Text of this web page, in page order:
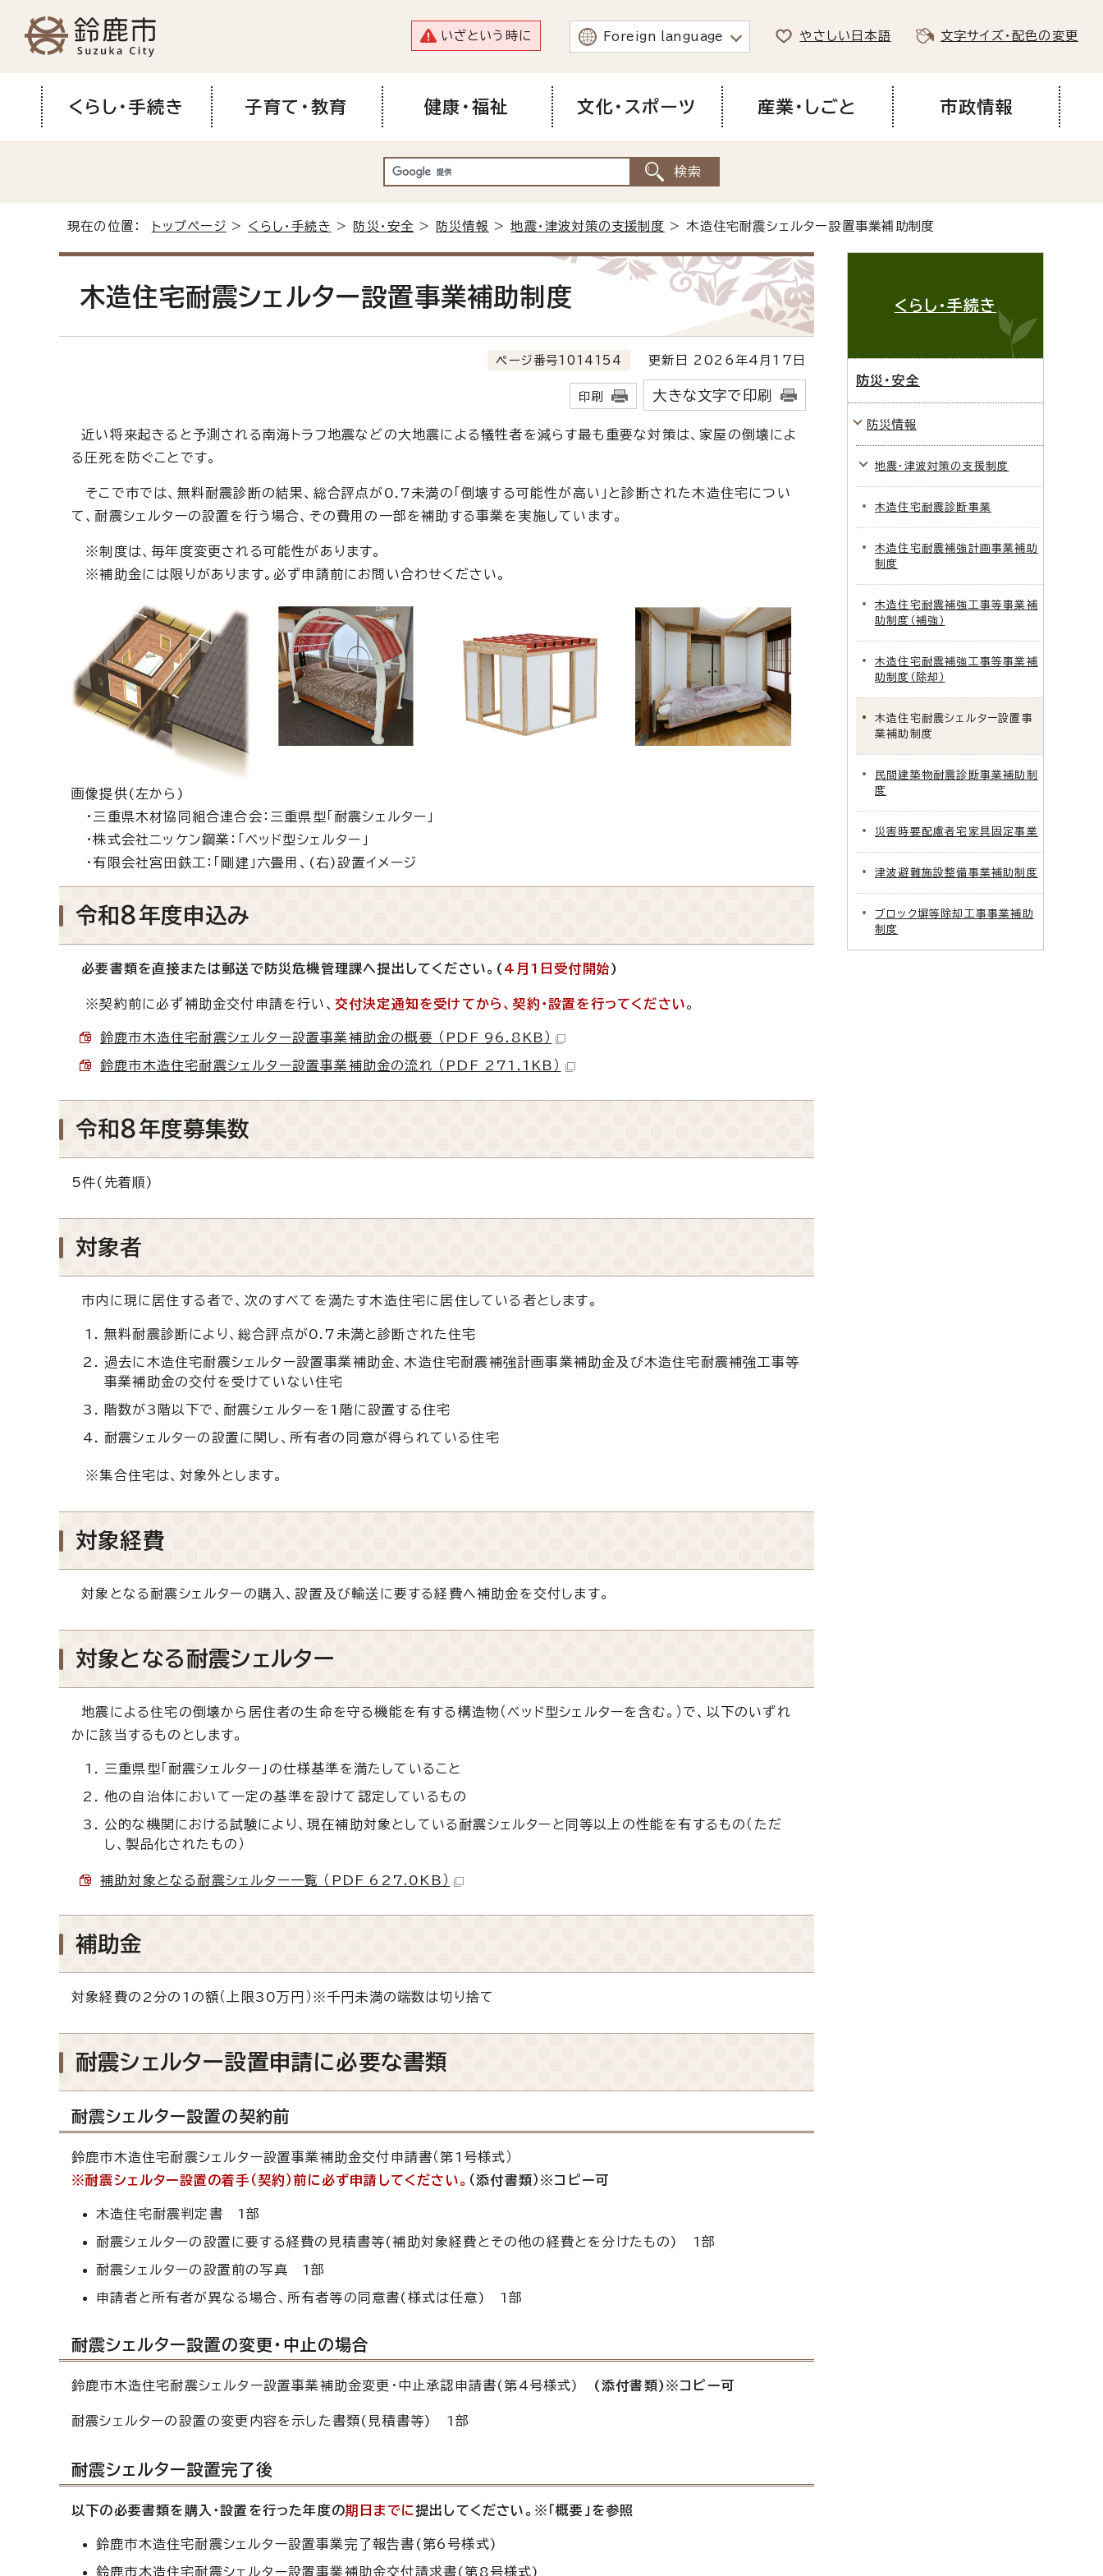
いざという時に Foreign language やさしい日本語 文字サイズ・配色の変更
くらし・手続き 子育て・教育 健康・福祉 文化・スポーツ 産業・しごと 市政情報
現在の位置： トップページ > くらし・手続き > 防災・安全 > 防災情報 >地震・津波対策の支援制度 > 木造住宅耐震シェルター設置事業補助制度
木造住宅耐震シェルター設置事業補助制度
ページ番号1014154 更新日 2026年4月17日
印刷 大きな文字で印刷
近い将来起きると予測される南海トラフ地震などの大地震による犠牲者を減らす最も重要な対策は、家屋の倒壊によ
る圧死を防ぐことです。
そこで市では、無料耐震診断の結果、総合評点が0.7未満の「倒壊する可能性が高い」と診断された木造住宅につい
て、耐震シェルターの設置を行う場合、その費用の一部を補助する事業を実施しています。
※制度は、毎年度変更される可能性があります。
※補助金には限りがあります。必ず申請前にお問い合わせください。
画像提供(左から)
・三重県木材協同組合連合会：三重県型「耐震シェルター」
・株式会社ニッケン鋼業：「ベッド型シェルター」
・有限会社宮田鉄工：「剛建」六畳用、(右)設置イメージ
令和8年度申込み
必要書類を直接または郵送で防災危機管理課へ提出してください。( 4月1日受付開始)
※契約前に必ず補助金交付申請を行い、 交付決定通知を受けてから、契約・設置を行ってください。
鈴鹿市木造住宅耐震シェルター設置事業補助金の概要 （PDF 96.8KB）
鈴鹿市木造住宅耐震シェルター設置事業補助金の流れ （PDF 271.1KB）
令和8年度募集数
5件(先着順)
対象者
市内に現に居住する者で、次のすべてを満たす木造住宅に居住している者とします。
無料耐震診断により、総合評点が0.7未満と診断された住宅
過去に木造住宅耐震シェルター設置事業補助金、木造住宅耐震補強計画事業補助金及び木造住宅耐震補強工事等
事業補助金の交付を受けていない住宅
階数が3階以下で、耐震シェルターを1階に設置する住宅
耐震シェルターの設置に関し、所有者の同意が得られている住宅
※集合住宅は、対象外とします。
対象経費
対象となる耐震シェルターの購入、設置及び輸送に要する経費へ補助金を交付します。
対象となる耐震シェルター
地震による住宅の倒壊から居住者の生命を守る機能を有する構造物（ベッド型シェルターを含む。）で、以下のいずれ
かに該当するものとします。
三重県型「耐震シェルター」の仕様基準を満たしていること
他の自治体において一定の基準を設けて認定しているもの
公的な機関における試験により、現在補助対象としている耐震シェルターと同等以上の性能を有するもの（ただ
し、製品化されたもの）
補助対象となる耐震シェルター一覧 （PDF 627.0KB）
補助金
対象経費の2分の1の額（上限30万円）※千円未満の端数は切り捨て
耐震シェルター設置申請に必要な書類
耐震シェルター設置の契約前
鈴鹿市木造住宅耐震シェルター設置事業補助金交付申請書（第1号様式）
※耐震シェルター設置の着手（契約）前に必ず申請してください。 （添付書類）※コピー可
木造住宅耐震判定書 1部
耐震シェルターの設置に要する経費の見積書等(補助対象経費とその他の経費とを分けたもの) 1部
耐震シェルターの設置前の写真 1部
申請者と所有者が異なる場合、所有者等の同意書(様式は任意) 1部
耐震シェルター設置の変更・中止の場合
鈴鹿市木造住宅耐震シェルター設置事業補助金変更・中止承認申請書(第4号様式) (添付書類)※コピー可
耐震シェルターの設置の変更内容を示した書類(見積書等) 1部
耐震シェルター設置完了後
以下の必要書類を購入・設置を行った年度の期日までに提出してください。※「概要」を参照
鈴鹿市木造住宅耐震シェルター設置事業完了報告書(第6号様式)
鈴鹿市木造住宅耐震シェルター設置事業補助金交付請求書(第8号様式)
くらし・手続き
防災・安全
防災情報
地震・津波対策の支援制度
木造住宅耐震診断事業
木造住宅耐震補強計画事業補助
制度
木造住宅耐震補強工事等事業補
助制度（補強）
木造住宅耐震補強工事等事業補
助制度（除却）
木造住宅耐震シェルター設置事
業補助制度
民間建築物耐震診断事業補助制
度
災害時要配慮者宅家具固定事業
津波避難施設整備事業補助制度
ブロック塀等除却工事事業補助
制度